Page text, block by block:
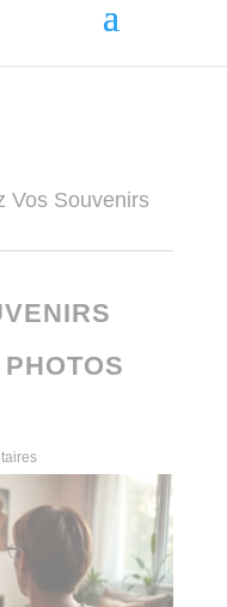
Vos Souvenirs